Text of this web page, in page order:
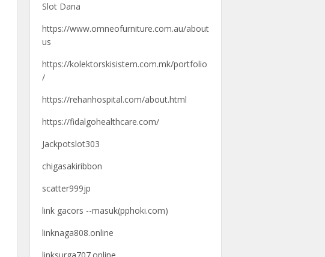
Slot Dana
https://www.omneofurniture.com.au/about
us
https://kolektorskisistem.com.mk/portfolio
/
https://rehanhospital.com/about.html
https://fidalgohealthcare.com/
Jackpotslot303
chigasakiribbon
scatter999jp
link gacors --masuk(pphoki.com)
linknaga808.online